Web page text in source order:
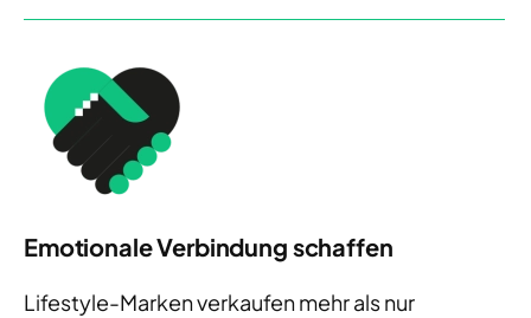
Emotionale Verbindung schaffen
Lifestyle-Marken verkaufen mehr als nur